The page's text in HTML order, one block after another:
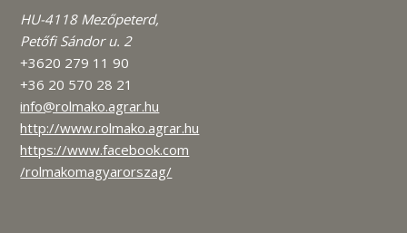
HU-4118 Mezőpeterd,
Petőfi Sándor u. 2
+3620 279 11 90
+36 20 570 28 21
info@rolmako.agrar.hu
http://www.rolmako.agrar.hu
https://www.facebook.com
/rolmakomagyarorszag/